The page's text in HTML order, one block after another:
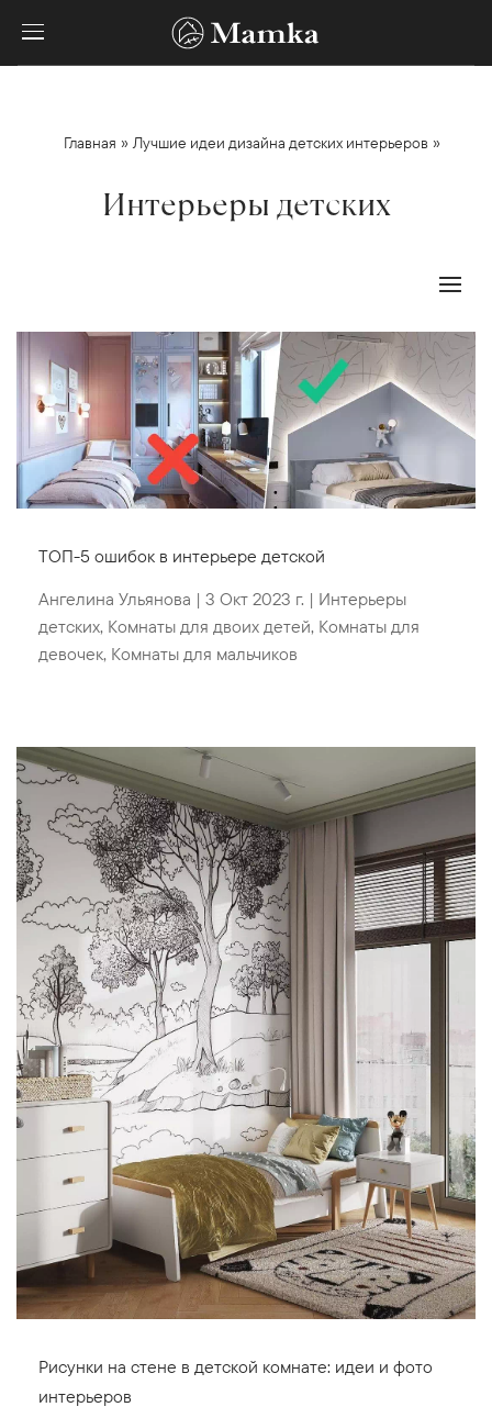
Главная »Лучшие идеи дизайна детских интерьеров »
Интерьеры детских
ТОП-5 ошибок в интерьере детской
Ангелина Ульянова | 3 Окт 2023 г. | Интерьеры
детских, Комнаты для двоих детей, Комнаты для
девочек, Комнаты для мальчиков
Рисунки на стене в детской комнате: идеи и фото
интерьеров